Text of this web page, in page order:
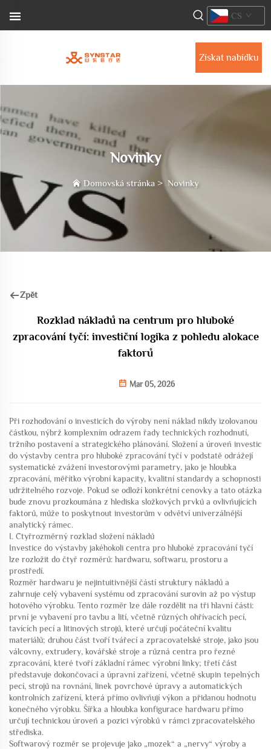
Získat nabídku
CS
Novinky
Domovská stránka > Novinky
Zpět
Rozklad nákladů na centrum pro hluboké
zpracování tyčí: investiční logika z pohledu alokace
faktorů
Mar 05, 2026
Při rozhodování o investicích do výroby není náklad nikdy izolovanou
částkou, nýbrž komplexním odrazem řady technických rozhodnutí,
tržního postavení a strategického plánování. Složení a úroveň investic
do výstavby centra pro hluboké zpracování tyčí v podstatě odrážejí
systematické zvážení investorovými parametry, jako je hloubka
zpracování, měřítko výrobní kapacity, kvalitní standardy a schopnosti
udržitelného rozvoje. Pokud se odloží konkrétní cenovky a tato otázka
bude znovu prozkoumána z hlediska složkových prvků a ovlivňujících
faktorů, může to poskytnout investorům v odvětví univerzálnější
analytický rámec.
I. Čtyřrozměrný rozklad složení nákladů
Investice do výstavby jakéhokoli centra pro hluboké zpracování tyčí
lze rozložit do čtyř rozměrů: hardwaru, softwaru, prostoru a
prostředí.
Rozměr hardwaru je nejintuitivnější částí struktury nákladů a
zahrnuje celý vybavení systému od zpracování surovin až po výstup
hotového výrobku. Tento rozměr lze dále rozdělit na tři hlavní části:
první je vybavení pro tavbu a lití, včetně různých ohřívacích pecí,
tavících pecí a litinových strojů, které určují počáteční kvalitu
materiálů; druhou část tvoří tvářecí a zpracovatelské stroje, jako jsou
válcovny, extrudery, kovářské stroje a různá centra pro řezné
zpracování, které tvoří základní rámec výrobní linky; třetí část
představuje dokončovací a úpravní zařízení, včetně skupin tepelných
pecí, strojů na rovnání, linek povrchové úpravy a automatických
kontrolních zařízení, která přímo ovlivňují výkon a přidanou hodnotu
konečného výrobku. Šířka a hloubka konfigurace hardwaru přímo
určují technickou úroveň a pozici výrobků v rámci zpracovatelského
střediska.
Softwarový rozměr se projevuje jako „mozek“ a „nervy“ výroby a